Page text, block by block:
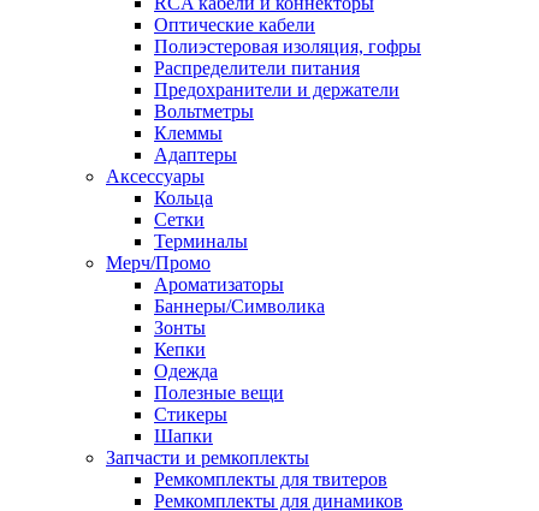
Оптические кабели
Полиэстеровая изоляция, гофры
Распределители питания
Предохранители и держатели
Вольтметры
Клеммы
Адаптеры
Аксессуары
Кольца
Сетки
Терминалы
Мерч/Промо
Ароматизаторы
Баннеры/Символика
Зонты
Кепки
Одежда
Полезные вещи
Стикеры
Шапки
Запчасти и ремкоплекты
Ремкомплекты для твитеров
Ремкомплекты для динамиков